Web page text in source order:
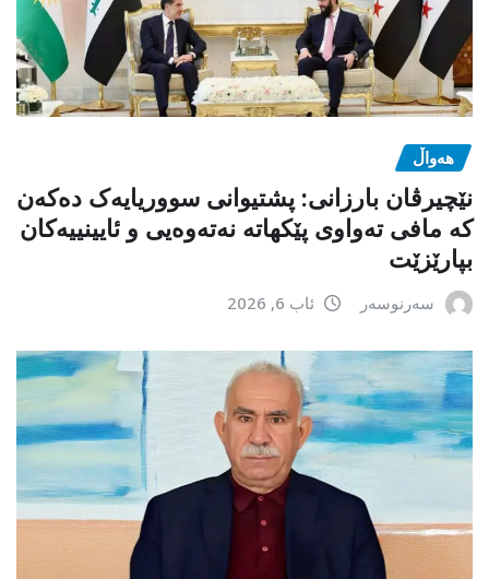
هەواڵ
نێچیرڤان بارزانی: پشتیوانی سووریایەک دەکەن
کە مافی تەواوی پێکهاتە نەتەوەیی و ئایینییەکان
بپارێزێت
سەرنوسەر ئاب 6, 2026